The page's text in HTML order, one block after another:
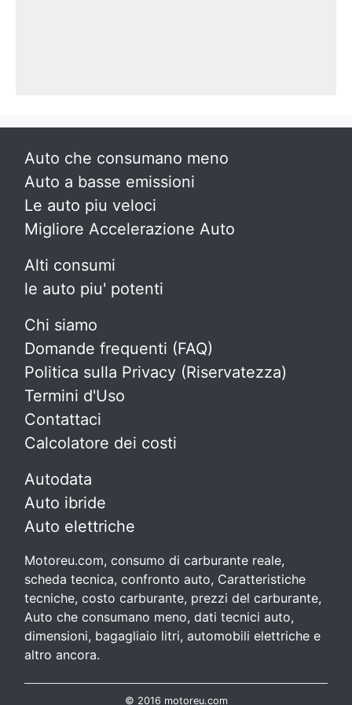
Auto che consumano meno
Auto a basse emissioni
Le auto piu veloci
Migliore Accelerazione Auto
Alti consumi
le auto piu' potenti
Chi siamo
Domande frequenti (FAQ)
Politica sulla Privacy (Riservatezza)
Termini d'Uso
Contattaci
Calcolatore dei costi
Autodata
Auto ibride
Auto elettriche
Motoreu.com, consumo di carburante reale,
scheda tecnica, confronto auto, Caratteristiche
tecniche, costo carburante, prezzi del carburante,
Auto che consumano meno, dati tecnici auto,
dimensioni, bagagliaio litri, automobili elettriche e
altro ancora.
© 2016 motoreu.com